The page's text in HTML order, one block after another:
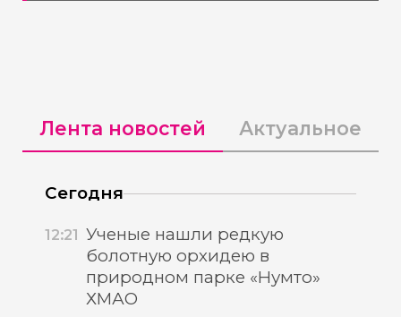
Лента новостей Актуальное
Сегодня
12:21 Ученые нашли редкую
болотную орхидею в
природном парке «Нумто»
ХМАО